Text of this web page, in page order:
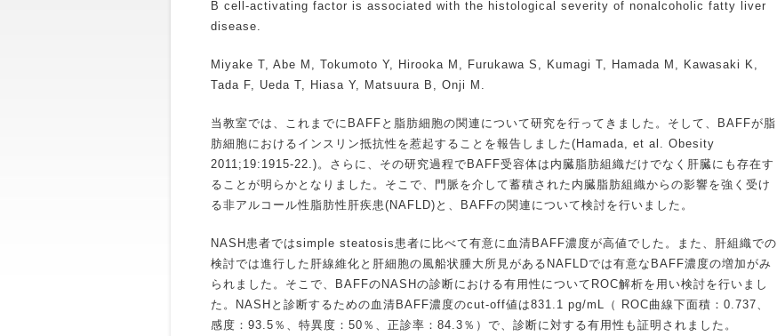
B cell-activating factor is associated with the histological severity of nonalcoholic fatty liver
disease.
Miyake T, Abe M, Tokumoto Y, Hirooka M, Furukawa S, Kumagi T, Hamada M, Kawasaki K,
Tada F, Ueda T, Hiasa Y, Matsuura B, Onji M.
当教室では、これまでにBAFFと脂肪細胞の関連について研究を行ってきました。そして、BAFFが脂
肪細胞におけるインスリン抵抗性を惹起することを報告しました(Hamada, et al. Obesity
2011;19:1915-22.)。さらに、その研究過程でBAFF受容体は内臓脂肪組織だけでなく肝臓にも存在す
ることが明らかとなりました。そこで、門脈を介して蓄積された内臓脂肪組織からの影響を強く受け
る非アルコール性脂肪性肝疾患(NAFLD)と、BAFFの関連について検討を行いました。
NASH患者ではsimple steatosis患者に比べて有意に血清BAFF濃度が高値でした。また、肝組織での
検討では進行した肝線維化と肝細胞の風船状腫大所見があるNAFLDでは有意なBAFF濃度の増加がみ
られました。そこで、BAFFのNASHの診断における有用性についてROC解析を用い検討を行いまし
た。NASHと診断するための血清BAFF濃度のcut-off値は831.1 pg/mL（ ROC曲線下面積：0.737、
感度：93.5％、特異度：50％、正診率：84.3％）で、診断に対する有用性も証明されました。